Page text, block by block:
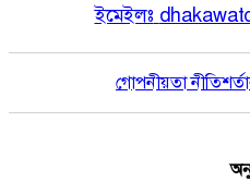
ইমেইলঃ
গোপনীয়তা নীতি